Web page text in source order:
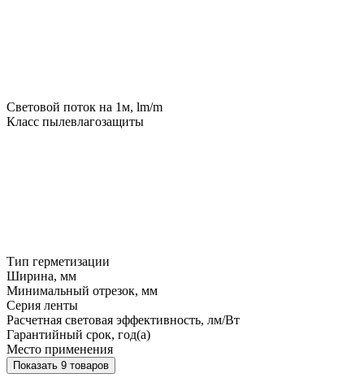
Световой поток на 1м, lm/m
Класс пылевлагозащиты
Тип герметизации
Ширина, мм
Минимальный отрезок, мм
Серия ленты
Расчетная световая эффективность, лм/Вт
Гарантийный срок, год(а)
Место применения
Показать 9 товаров